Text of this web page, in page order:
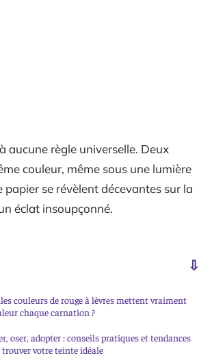
aucune règle universelle. Deux
couleur, même sous une lumière
se révèlent décevantes sur la
éclat insoupçonné.
couleurs de rouge à lèvres mettent vraiment
chaque carnation ?
oser, adopter : conseils pratiques et tendances
votre teinte idéale